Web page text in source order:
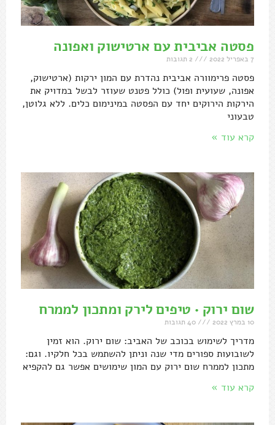
פסטה אביבית עם ארטישוק ואפונה
7 באפריל 2022
פסטה פרימוורה אביבית נהדרת עם המון ירקות (ארטישוק,
אפונה, שעועית ופול) כולל פטנט שעוזר לבשל במדויק את
הירקות הירוקים יחד עם הפסטה במינימום כלים. ללא גלוטן,
טבעוני
קרא עוד »
שום ירוק • טיפים לירק ומתכון לממרח
10 במרץ 2022
מדריך לשימוש בכוכב של האביב: שום ירוק. הוא זמין
לשובועות ספורים מדי שנה וניתן להשתמש בכל חלקיו. וגם:
מתכון לממרח שום ירוק עם המון שימושים אפשר גם להקפיא
קרא עוד »